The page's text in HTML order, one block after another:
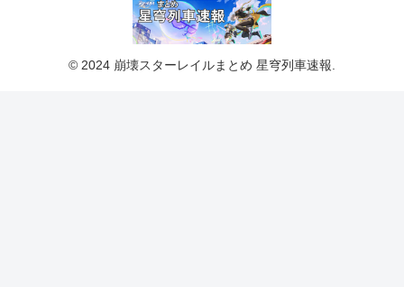
© 2024 崩壊スターレイルまとめ 星穹列車速報.